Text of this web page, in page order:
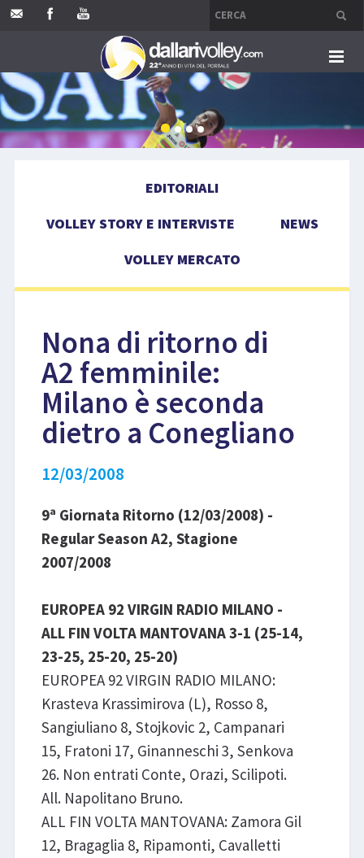
HOME
EVENTI
LIBRI
EDITORIALI
VOLLEY STORY E INTERVISTE
NEWS
VOLLEY MERCATO
Nona di ritorno di
A2 femminile:
Milano è seconda
dietro a Conegliano
12/03/2008
9ª Giornata Ritorno (12/03/2008) -
Regular Season A2, Stagione
2007/2008
EUROPEA 92 VIRGIN RADIO MILANO -
ALL FIN VOLTA MANTOVANA 3-1 (25-14,
23-25, 25-20, 25-20)
EUROPEA 92 VIRGIN RADIO MILANO:
Krasteva Krassimirova (L), Rosso 8,
Sangiuliano 8, Stojkovic 2, Campanari
15, Fratoni 17, Ginanneschi 3, Senkova
26. Non entrati Conte, Orazi, Scilipoti.
All. Napolitano Bruno.
ALL FIN VOLTA MANTOVANA: Zamora Gil
12, Bragaglia 8, Ripamonti, Cavalletti